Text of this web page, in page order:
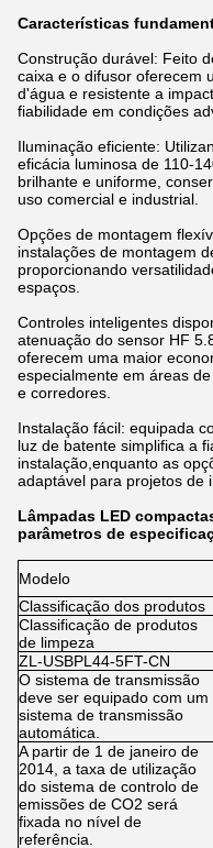
Características
Construção durável: Feito
caixa e o difusor oferecem
d'água e resistente a
fiabilidade em condições
Iluminação eficiente:
eficácia luminosa de 110-
brilhante e uniforme,
uso comercial e industrial.
Opções de montagem
instalações de montagem
proporcionando
espaços.
Controles inteligentes
atenuação do sensor HF
oferecem uma maior
especialmente em áreas
e corredores.
Instalação fácil: equipada
luz de batente simplifica a
instalação,enquanto as
adaptável para projetos de
Lâmpadas LED
parâmetros de
Modelo
Classificação dos produtos
Classificação de produtos
de limpeza
ZL-USBPL44-5FT-CN
O sistema de transmissão
deve ser equipado com um
sistema de transmissão
automática.
A partir de 1 de janeiro de
2014, a taxa de utilização
do sistema de controlo de
emissões de CO2 será
fixada no nível de
referência.